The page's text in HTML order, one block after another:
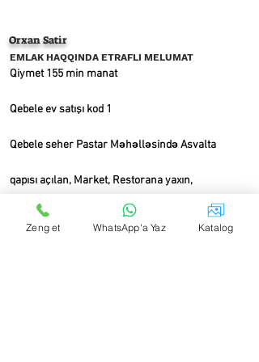
Orxan Satir
EMLAK HAQQINDA ETRAFLI MELUMAT
Qiymet 155 min manat
Qebele ev satışı kod 1
Qebele seher Pastar Məhəlləsində Asvalta
qapısı açılan, Market, Restorana yaxın,
Lazim gelerse kiraye üçün uyğun, 5 sotda, 120kv
liq, 4 otaqli, 1 karidor,
Zeng et WhatsApp'a Yaz Katalog